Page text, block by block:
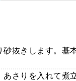
砂抜きします。基
あさりを入れて煮